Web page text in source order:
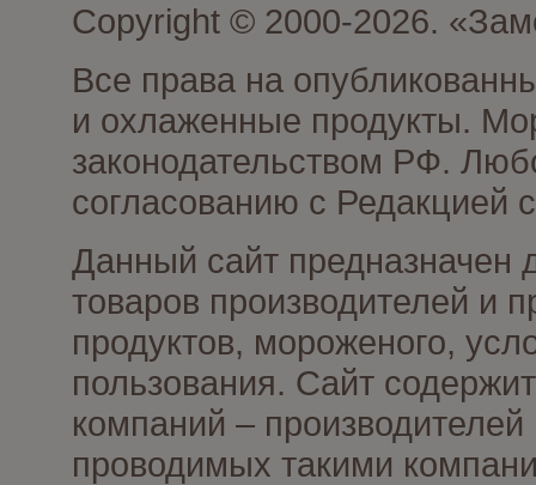
Copyright © 2000-2026.
Все права на
и охлаженные продукты.
законодательством РФ.
согласованию с Редакцией
Данный сайт предназначен
товаров производителей и
продуктов, мороженого,
пользования. Сайт
компаний –
проводимых такими